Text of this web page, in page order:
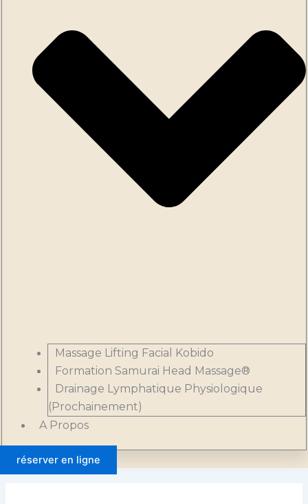
Massage Lifting Facial Kobido
Formation Samurai Head Massage®
Drainage Lymphatique Physiologique
(Prochainement)
A Propos
réserver en ligne